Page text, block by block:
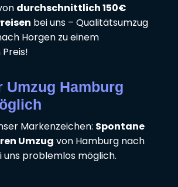
durchschnittlich 150€
bei uns – Qualitätsumzug
Horgen zu einem
Umzug Hamburg
Markenzeichen: Spontane
Umzug von Hamburg nach
uns problemlos möglich.